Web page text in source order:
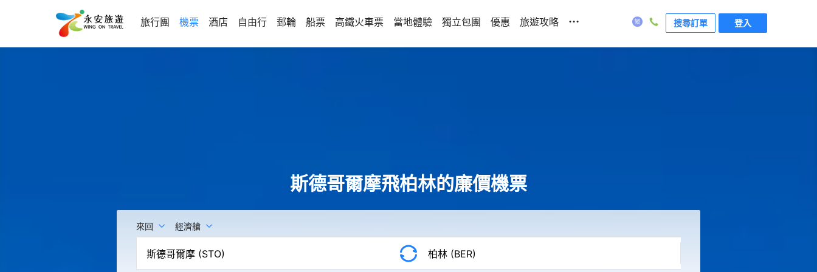
旅行團 機票 酒店 自由行 郵輪 船票 高鐵火車票 當地體驗 獨立包團 優惠 旅遊攻略 ... 搜尋訂單 登入
斯德哥爾摩飛柏林的廉價機票
來回 經濟艙